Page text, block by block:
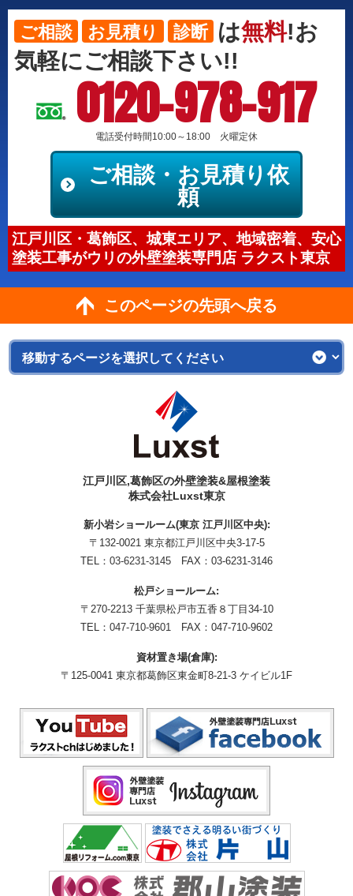
ご相談 お見積り 診断 は無料!お
気軽にご相談下さい!!
0120-978-917
電話受付時間10:00～18:00 火曜定休
ご相談・お見積り依
頼
江戸川区・葛飾区、城東エリア、地域密着、安心
塗装工事がウリの外壁塗装専門店 ラクスト東京
このページの先頭へ戻る
江戸川区,葛飾区の外壁塗装&屋根塗装
株式会社Luxst東京
新小岩ショールーム(東京 江戸川区中央):
〒132-0021 東京都江戸川区中央3-17-5
TEL： 03-6231-3145 FAX：03-6231-3146
松戸ショールーム:
〒270-2213 千葉県松戸市五香８丁目34-10
TEL： 047-710-9601 FAX：047-710-9602
資材置き場(倉庫):
〒125-0041 東京都葛飾区東金町8-21-3 ケイビル1F